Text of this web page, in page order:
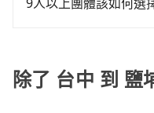
會額外浪費41分鐘在轉
車或者要載其他乘客的
客車最多座位數量就是
乘客，如果要10人以上
除了 台中 到